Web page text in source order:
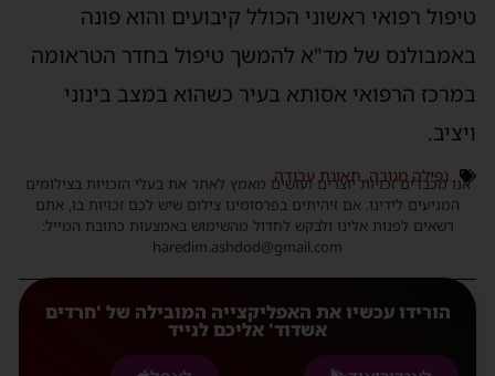
טיפול רפואי ראשוני הכולל קיבועים והוא פונה
באמבולנס של מד"א להמשך טיפול בחדר הטראומה
במרכז הרפואי אסותא בעיר כשהוא במצב בינוני
ויציב.
נפילה מגובה,תאונת עבודה
אנו מכבדים זכויות יוצרים ועושים מאמץ לאתר את בעלי הזכויות בצילומים
המגיעים לידינו. אם זיהיתים בפרסומינו צילום שיש לכם זכויות בו, אתם
רשאים לפנות אלינו ולבקש לחדול מהשימוש באמצעות כתובת המייל:
haredim.ashdod@gmail.com
הורידו עכשיו את האפליקצייה המובילה של 'חרדים
אשדוד' אליכם לנייד